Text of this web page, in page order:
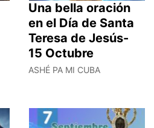
Una bella oración
en el Día de Santa
Teresa de Jesús-
15 Octubre
ASHÉ PA MI CUBA